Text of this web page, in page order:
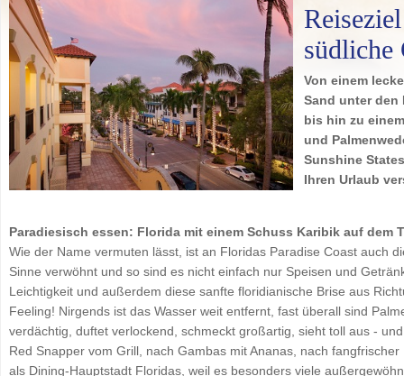
südliche
Von einem
Sand unter den
bis hin zu
und
Sunshine
Ihren Urlaub
Paradiesisch essen: Florida mit einem Schuss Karibik auf dem
Wie der Name vermuten lässt, ist an Floridas Paradise Coast auch
Sinne verwöhnt und so sind es nicht einfach nur Speisen und
Leichtigkeit und außerdem diese sanfte floridianische Brise aus
Feeling! Nirgends ist das Wasser weit entfernt, fast überall sind
verdächtig, duftet verlockend, schmeckt großartig, sieht toll aus -
Red Snapper vom Grill, nach Gambas mit Ananas, nach
als Dining-Hauptstadt Floridas, weil es besonders viele